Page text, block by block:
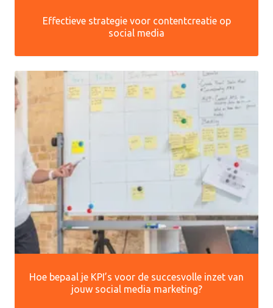
Effectieve strategie voor contentcreatie op
social media
Hoe bepaal je KPI’s voor de succesvolle inzet van
jouw social media marketing?